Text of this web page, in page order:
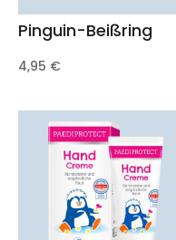
Pinguin-Beißring
4,95 €